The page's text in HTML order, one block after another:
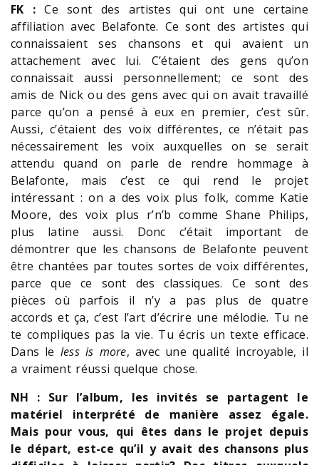
FK : Ce sont des artistes qui ont une certaine
affiliation avec Belafonte. Ce sont des artistes qui
connaissaient ses chansons et qui avaient un
attachement avec lui. C’étaient des gens qu’on
connaissait aussi personnellement; ce sont des
amis de Nick ou des gens avec qui on avait travaillé
parce qu’on a pensé à eux en premier, c’est sûr.
Aussi, c’étaient des voix différentes, ce n’était pas
nécessairement les voix auxquelles on se serait
attendu quand on parle de rendre hommage à
Belafonte, mais c’est ce qui rend le projet
intéressant : on a des voix plus folk, comme Katie
Moore, des voix plus r’n’b comme Shane Philips,
plus latine aussi. Donc c’était important de
démontrer que les chansons de Belafonte peuvent
être chantées par toutes sortes de voix différentes,
parce que ce sont des classiques. Ce sont des
pièces où parfois il n’y a pas plus de quatre
accords et ça, c’est l’art d’écrire une mélodie. Tu ne
te compliques pas la vie. Tu écris un texte efficace.
Dans le less is more, avec une qualité incroyable, il
a vraiment réussi quelque chose.
NH : Sur l’album, les invités se partagent le
matériel interprété de manière assez égale.
Mais pour vous, qui êtes dans le projet depuis
le départ, est-ce qu’il y avait des chansons plus